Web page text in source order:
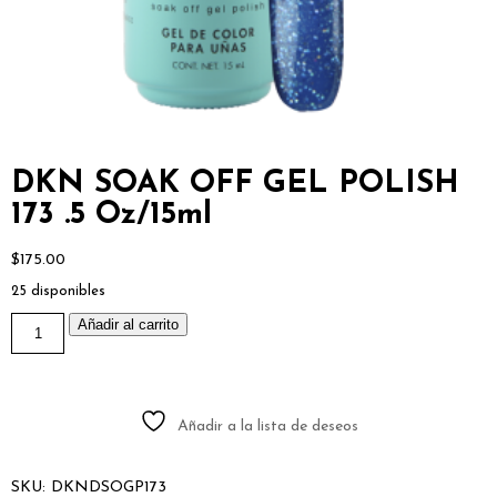
DKN SOAK OFF GEL POLISH
173 .5 Oz/15ml
$175.00
25 disponibles
DKN
SOAK
OFF
Añadir al carrito
Añadir a la lista de deseos
SKU: DKNDSOGP173